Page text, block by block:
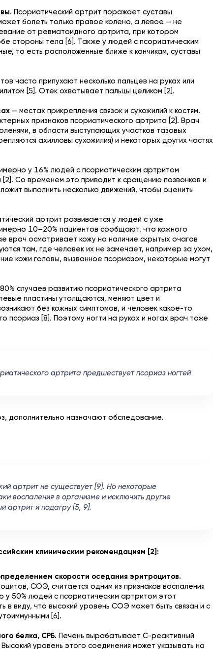
. Псориатический артрит поражает суставы
болеть только правое колено, а левое — не
от ревматоидного артрита, при котором
стороны тела [6]. Также у людей с псориатическим
то есть расположенные ближе к кончикам, суставы
часто припухают несколько пальцев на руках или
[5]. Отек охватывает пальцы целиком [2].
— местах прикрепления связок и сухожилий к костям.
признаков псориатического артрита [2]. Врач
в области выступающих участков тазовых
ахилловы сухожилия) и некоторых других частях
у 16% людей с псориатическим артритом
[2]. Со временем это приводит к сращению позвонков и
выполнить несколько движений, чтобы оценить
артрит развивается у людей с уже
10–20% пациентов сообщают, что кожного
врач осматривает кожу на наличие скрытых очагов
там, где человек их не замечает, например за ухом,
кожи головы, вызванное псориазом, некоторые могут
случаев развитию псориатического артрита
пластины утолщаются, меняют цвет и
без кожных симптомов, и человек какое-то
псориаз [8]. Поэтому ногти на руках и ногах врач тоже
артрита предшествует псориаз ногтей
дополнительно назначают обследование.
артрит не существует [9]. Но некоторые
воспаления в организме и исключить другие
артрит и подагру [5, 9].
клиническим рекомендациям [2]:
скорости оседания эритроцитов.
СОЭ, считается одним из признаков воспаления
у 50% людей с псориатическим артритом этот
в виду, что высокий уровень СОЭ может быть связан и с
[6].
белка, СРБ. Печень вырабатывает С-реактивный
уровень этого соединения может указывать на